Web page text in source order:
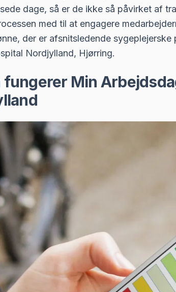
dage, så er de ikke så påvirket af
med til at engagere
der er afsnitsledende
Nordjylland, Hjørring.
fungerer Min